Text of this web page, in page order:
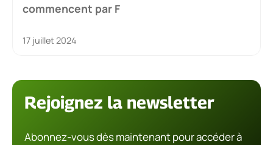
commencent par F
17 juillet 2024
Rejoignez la newsletter
Abonnez-vous dès maintenant pour accéder à